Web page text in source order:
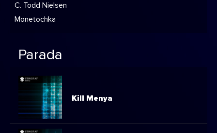
C. Todd Nielsen
Monetochka
Parada
Kill Menya